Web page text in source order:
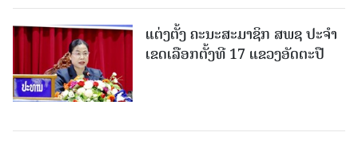
ແຕ່ງຕັ້ງ ຄະນະສະມາຊິກ ສພຊ ປະຈຳ
ເຂດເລືອກຕັ້ງທີ 17 ແຂວງອັດຕະປື